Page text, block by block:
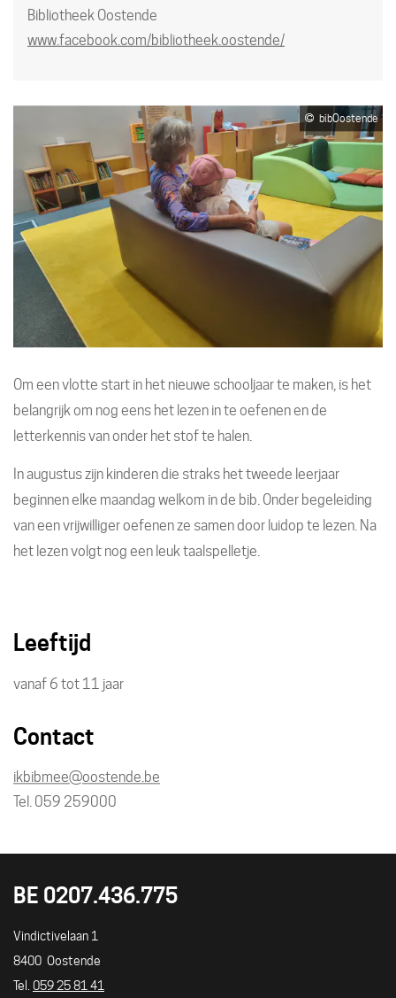
bibOostende
Om een vlotte start in het nieuwe schooljaar te maken, is het
belangrijk om nog eens het lezen in te oefenen en de
letterkennis van onder het stof te halen.
In augustus zijn kinderen die straks het tweede leerjaar
beginnen elke maandag welkom in de bib. Onder begeleiding
van een vrijwilliger oefenen ze samen door luidop te lezen. Na
het lezen volgt nog een leuk taalspelletje.
Leeftijd
vanaf 6 tot 11 jaar
Contact
E-
mail
ikbibmee@oostende.be
Tel./GSM
059 259000
Bibliotheek Oostende
Website
www.facebook.com/bibliotheek.oostende/
BE 0207.436.775
UITLOKET
Adres
Vindictivelaan 1
8400 Oostende
Tel./GSM
059 25 81 41